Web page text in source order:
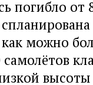
погибло
можно